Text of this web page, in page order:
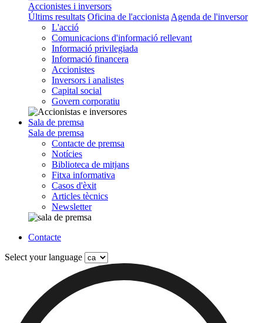
Accionistes i inversors
Últims resultats Oficina de l'accionista Agenda de l'inversor
L'acció
Comunicacions d'informació rellevant
Informació privilegiada
Informació financera
Accionistes
Inversors i analistes
Capital social
Govern corporatiu
Sala de premsa
Sala de premsa
Contacte de premsa
Notícies
Biblioteca de mitjans
Fitxa informativa
Casos d'èxit
Articles tècnics
Newsletter
Contacte
Select your language